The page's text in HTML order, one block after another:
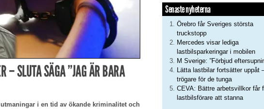
– SLUTA SÄGA ”JAG ÄR BARA
i en tid av ökande kriminalitet och
Senaste nyheterna
Örebro får Sveriges största
truckstopp
Mercedes visar lediga
lastbilsparkeringar i mobilen
M Sverige: ”Förbjud
Lätta lastbilar fortsätter uppåt
trögare för de tunga
CEVA: Bättre arbetsvillkor får
lastbilsförare att stanna